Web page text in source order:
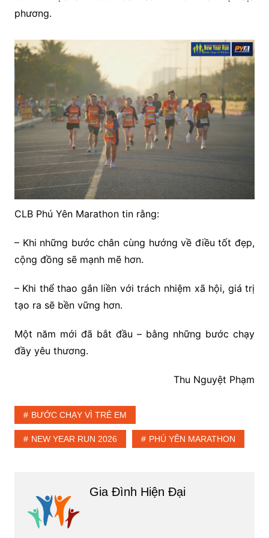
phương.
CLB Phú Yên Marathon tin rằng:
– Khi những bước chân cùng hướng về điều tốt đẹp,
cộng đồng sẽ mạnh mẽ hơn.
– Khi thể thao gắn liền với trách nhiệm xã hội, giá trị
tạo ra sẽ bền vững hơn.
Một năm mới đã bắt đầu – bằng những bước chạy
đầy yêu thương.
Thu Nguyệt Phạm
BƯỚC CHẠY VÌ TRẺ EM
NEW YEAR RUN 2026 PHÚ YÊN MARATHON
Gia Đình Hiện Đại